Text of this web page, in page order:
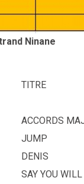
Ninane
TITRE
ACCORDS
JUMP
DENIS
SAY YOU WILL